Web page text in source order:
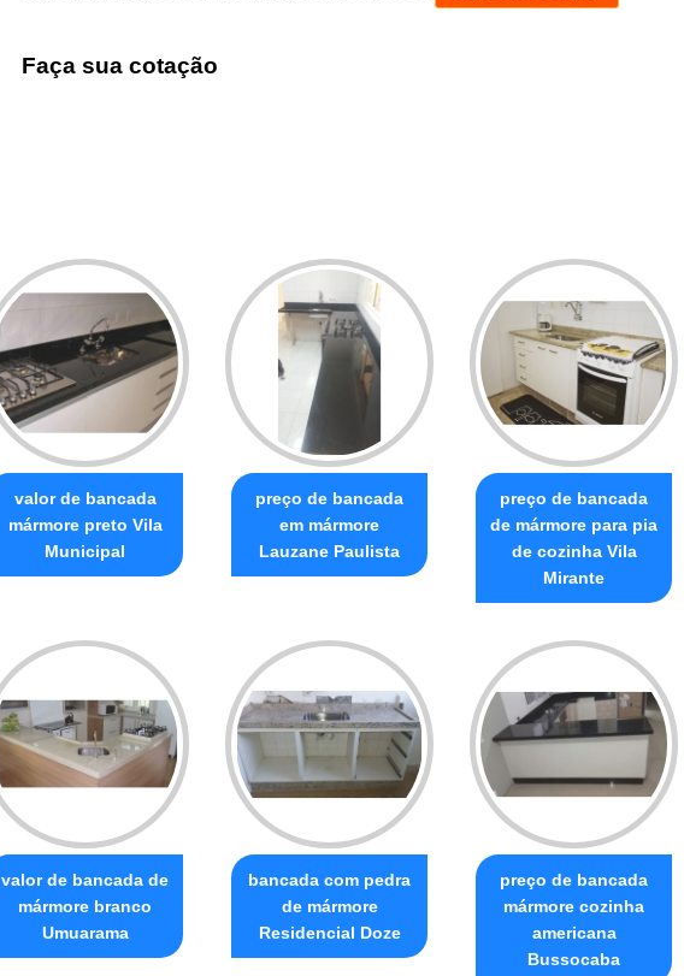
Faça sua cotação
valor de bancada
mármore preto Vila
Municipal
preço de bancada
em mármore
Lauzane Paulista
preço de bancada
de mármore para pia
de cozinha Vila
Mirante
valor de bancada de
mármore branco
Umuarama
bancada com pedra
de mármore
Residencial Doze
preço de bancada
mármore cozinha
americana
Bussocaba